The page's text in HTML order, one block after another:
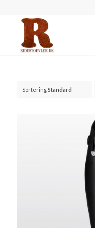
SorteringStandard